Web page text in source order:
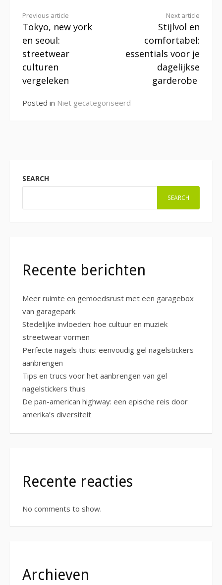
Continue
Reading
Previous article
Tokyo, new york
en seoul:
streetwear
culturen
vergeleken
Next article
Stijlvol en
comfortabel:
essentials voor je
dagelijkse
garderobe
Posted in Niet gecategoriseerd
SEARCH
SEARCH
Recente berichten
Meer ruimte en gemoedsrust met een garagebox
van garagepark
Stedelijke invloeden: hoe cultuur en muziek
streetwear vormen
Perfecte nagels thuis: eenvoudig gel nagelstickers
aanbrengen
Tips en trucs voor het aanbrengen van gel
nagelstickers thuis
De pan-american highway: een epische reis door
amerika’s diversiteit
Recente reacties
No comments to show.
Archieven